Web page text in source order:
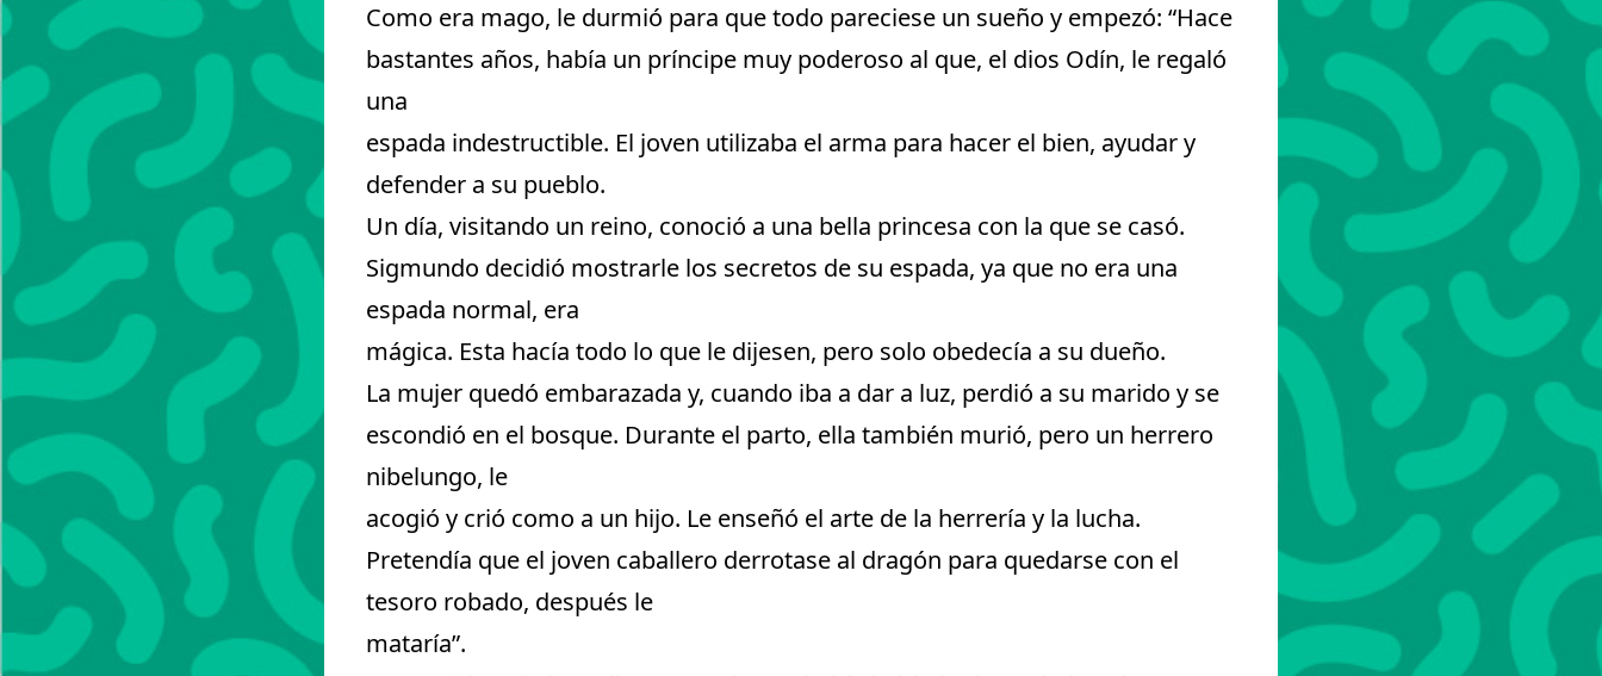
Como era mago, le durmió para que todo pareciese un sueño y empezó: “Hace
bastantes años, había un príncipe muy poderoso al que, el dios Odín, le regaló
una
espada indestructible. El joven utilizaba el arma para hacer el bien, ayudar y
defender a su pueblo.
Un día, visitando un reino, conoció a una bella princesa con la que se casó.
Sigmundo decidió mostrarle los secretos de su espada, ya que no era una
espada normal, era
mágica. Esta hacía todo lo que le dijesen, pero solo obedecía a su dueño.
La mujer quedó embarazada y, cuando iba a dar a luz, perdió a su marido y se
escondió en el bosque. Durante el parto, ella también murió, pero un herrero
nibelungo, le
acogió y crió como a un hijo. Le enseñó el arte de la herrería y la lucha.
Pretendía que el joven caballero derrotase al dragón para quedarse con el
tesoro robado, después le
mataría”.